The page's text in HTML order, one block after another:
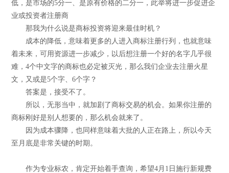
低，是市场的5分一、是原有价格的二分一，此举将进一步促进企
业或投资者注册商
那我为什么说是商标投资将迎来最佳时机？
成本的降低，意味着更多的人进入商标注册行列，也就意味
着未来，可用资源进一步减少，以后想注册一个好的名字几乎很
难，4个中文字的商标也必定被灭光，那么我们企业去注册火星
文，又或是5个字、6个字？
答案是，接受不了。
所以，无形当中，就加剧了商标交易的机会。如果你注册的
商标刚好是别人想要的，那么机会就来了。
因为成本骤降，也同样意味着大批的人正在路上，所以今天
至月底是非常关键的时期。
作为专业标农，肯定开始着手查询，希望4月1日施行新规费